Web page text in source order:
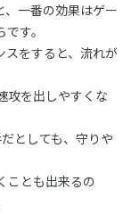
、一番の効果はゲー
す。
スをすると、流れが
攻を出しやすくな
としても、守りや
ことも出来るの